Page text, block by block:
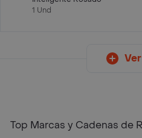
1 Und
Top Marcas y Cadenas de